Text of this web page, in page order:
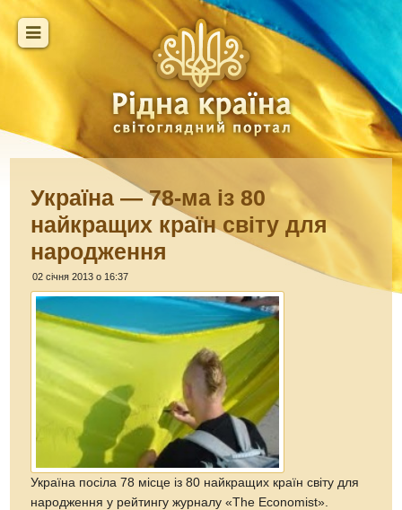
Україна — 78-ма із 80
найкращих країн світу для
народження
02 січня 2013 о 16:37
Україна посіла 78 місце із 80 найкращих країн світу для
народження у рейтингу журналу «The Economist».